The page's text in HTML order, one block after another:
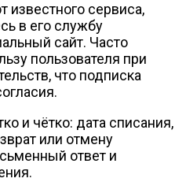
известного сервиса,
в его службу
сайт. Часто
пользователя при
что подписка
и чётко: дата списания,
или отмену
ответ и